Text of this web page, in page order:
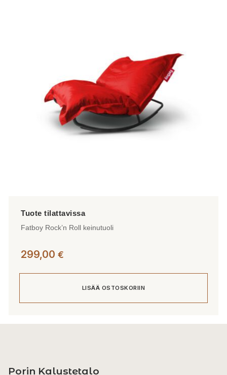
Fatboy Rock’n Roll keinutuoli
299,00 €
LISÄÄ OSTOSKORIIN
Porin Kalustetalo